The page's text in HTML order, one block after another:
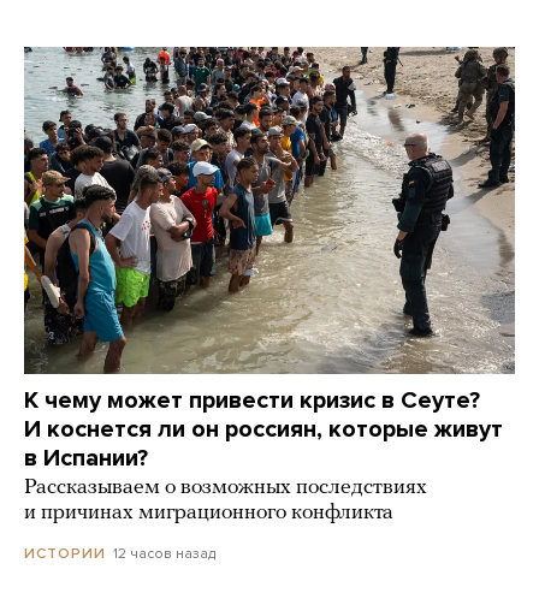
К чему может привести кризис в Сеуте?
И коснется ли он россиян, которые живут
в Испании?
Рассказываем о возможных последствиях
и причинах миграционного конфликта
ИСТОРИИ 12 часов назад